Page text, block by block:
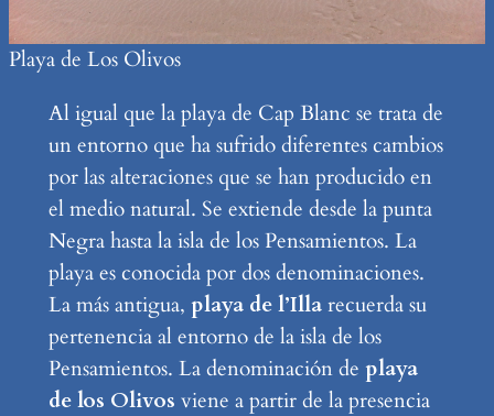
Playa de Los Olivos
Al igual que la playa de Cap Blanc se trata de
un entorno que ha sufrido diferentes cambios
por las alteraciones que se han producido en
el medio natural. Se extiende desde la punta
Negra hasta la isla de los Pensamientos. La
playa es conocida por dos denominaciones.
La más antigua, playa de l’Illarecuerda su
pertenencia al entorno de la isla de los
Pensamientos. La denominación de playa
de los Olivos viene a partir de la presencia